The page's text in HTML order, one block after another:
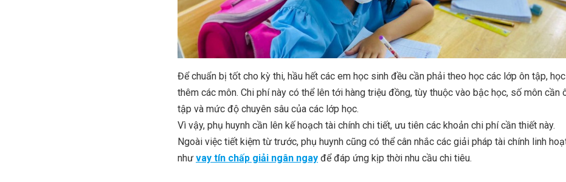
Để chuẩn bị tốt cho kỳ thi, hầu hết các em học sinh đều cần phải theo học các lớp ôn tập, học
thêm các môn. Chi phí này có thể lên tới hàng triệu đồng, tùy thuộc vào bậc học, số môn cần
tập và mức độ chuyên sâu của các lớp học.
Vì vậy, phụ huynh cần lên kế hoạch tài chính chi tiết, ưu tiên các khoản chi phí cần thiết này.
Ngoài việc tiết kiệm từ trước, phụ huynh cũng có thể cân nhắc các giải pháp tài chính linh
như vay tín chấp giải ngân ngay để đáp ứng kịp thời nhu cầu chi tiêu.